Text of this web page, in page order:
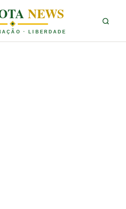
NEWS
· LIBERDADE